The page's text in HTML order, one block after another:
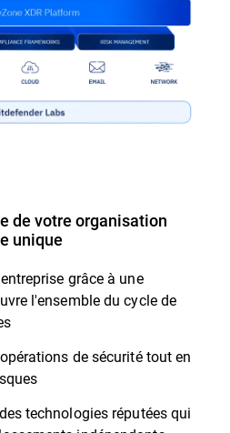
de votre organisation
unique
grâce à une
l'ensemble du cycle de
de sécurité tout en
technologies réputées qui